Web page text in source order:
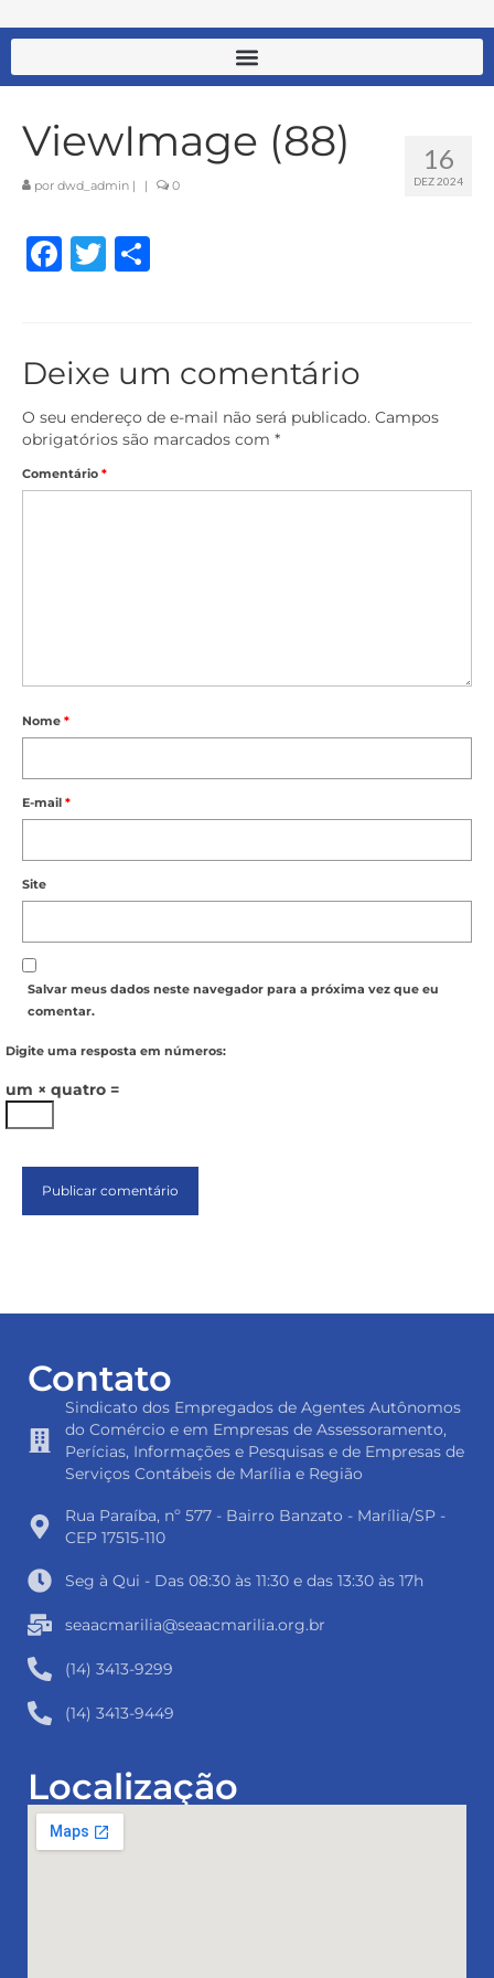
16
DEZ 2024
ViewImage (88)
por dwd_admin | | 0
Facebook
Twitter
Deixe um comentário
O seu endereço de e-mail não será publicado. Campos
obrigatórios são marcados com *
Comentário *
Nome *
E-mail *
Site
Salvar meus dados neste navegador para a próxima vez que eu
comentar.
Digite uma resposta em números:
um × quatro =
Contato
Sindicato dos Empregados de Agentes Autônomos
do Comércio e em Empresas de Assessoramento,
Perícias, Informações e Pesquisas e de Empresas de
Serviços Contábeis de Marília e Região
Rua Paraíba, nº 577 - Bairro Banzato - Marília/SP -
CEP 17515-110
Seg à Qui - Das 08:30 às 11:30 e das 13:30 às 17h
seaacmarilia@seaacmarilia.org.br
(14) 3413-9299
(14) 3413-9449
Localização